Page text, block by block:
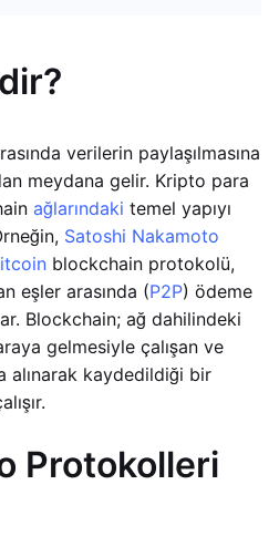
verilerin paylaşılmasına
meydana gelir. Kripto para
ağlarındaki temel yapıyı
Satoshi Nakamoto
blockchain protokolü,
eşler arasında (P2P) ödeme
Blockchain; ağ dahilindeki
gelmesiyle çalışan ve
alınarak kaydedildiği bir
Protokolleri